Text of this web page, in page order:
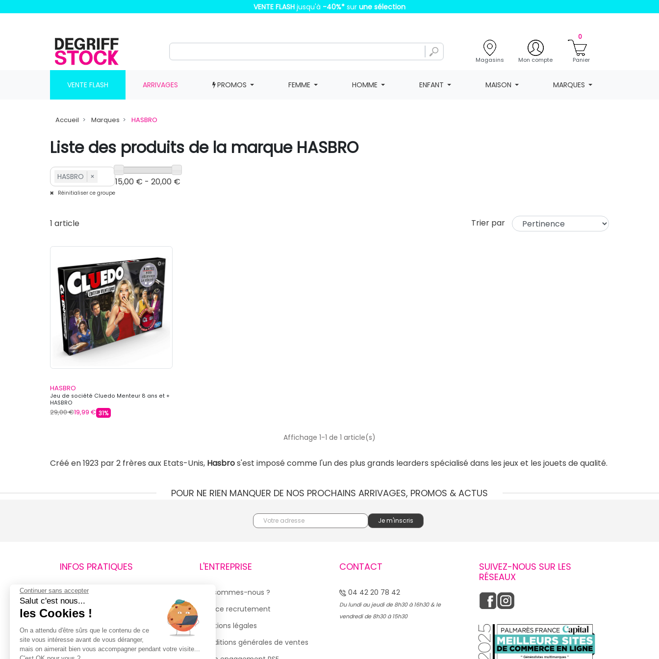
VENTE FLASH jusqu'à -40%* sur une sélection
Magasins Mon compte
0
Panier
VENTE FLASH ARRIVAGES PROMOS FEMME HOMME ENFANT MAISON MARQUES
Accueil Marques HASBRO
Liste des produits de la marque HASBRO
HASBRO ×
Réinitialiser ce groupe
15,00 € - 20,00 €
1 article Trier par
HASBRO
Jeu de société Cluedo Menteur 8 ans et +
HASBRO
29,00 €19,99 € 31%
Affichage 1-1 de 1 article(s)
Créé en 1923 par 2 frères aux Etats-Unis, Hasbros'est imposé comme l'un des plus grands learders spécialisé dans les jeux et les jouets de qualité.
POUR NE RIEN MANQUER DE NOS PROCHAINS ARRIVAGES, PROMOS & ACTUS
INFOS PRATIQUES
Retours et remboursements
Suivi de commande
Livraisons
Guide des tailles
L'ENTREPRISE
Qui sommes-nous ?
Espace recrutement
Mentions légales
Conditions générales de ventes
CONTACT
04 42 20 78 42
Du lundi au jeudi de 8h30 à 16h30 & le
vendredi de 8h30 à 15h30
SUIVEZ-NOUS SUR LES
RÉSEAUX
Continuer sans accepter
Salut c'est nous...
les Cookies !
On a attendu d'être sûrs que le contenu de ce
site vous intéresse avant de vous déranger,
mais on aimerait bien vous accompagner pendant votre visite...